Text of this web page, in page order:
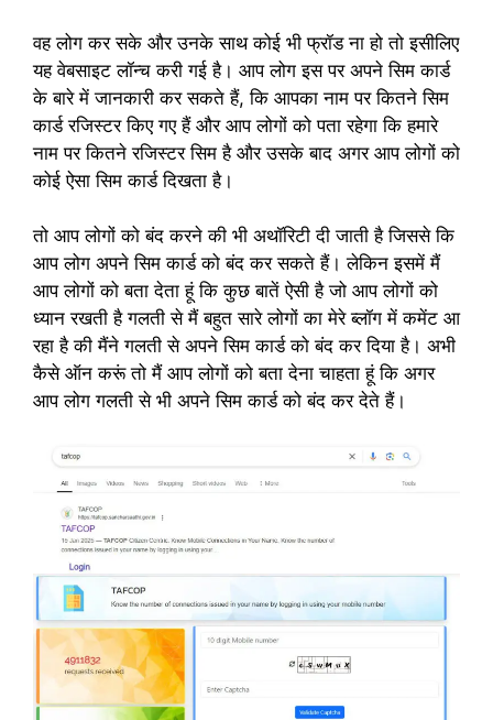
वह लोग कर सके और उनके साथ कोई भी फ्रॉड ना हो तो इसीलिए
यह वेबसाइट लॉन्च करी गई है। आप लोग इस पर अपने सिम कार्ड
के बारे में जानकारी कर सकते हैं, कि आपका नाम पर कितने सिम
कार्ड रजिस्टर किए गए हैं और आप लोगों को पता रहेगा कि हमारे
नाम पर कितने रजिस्टर सिम है और उसके बाद अगर आप लोगों को
कोई ऐसा सिम कार्ड दिखता है।
तो आप लोगों को बंद करने की भी अथॉरिटी दी जाती है जिससे कि
आप लोग अपने सिम कार्ड को बंद कर सकते हैं। लेकिन इसमें मैं
आप लोगों को बता देता हूं कि कुछ बातें ऐसी है जो आप लोगों को
ध्यान रखती है गलती से मैं बहुत सारे लोगों का मेरे ब्लॉग में कमेंट आ
रहा है की मैंने गलती से अपने सिम कार्ड को बंद कर दिया है। अभी
कैसे ऑन करूं तो मैं आप लोगों को बता देना चाहता हूं कि अगर
आप लोग गलती से भी अपने सिम कार्ड को बंद कर देते हैं।